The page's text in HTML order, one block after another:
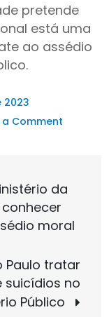
pretende
está uma
ao assédio
2023
a Comment
FENAMP
temas
que
da
moral
Paulo tratar
suicídios no
Público